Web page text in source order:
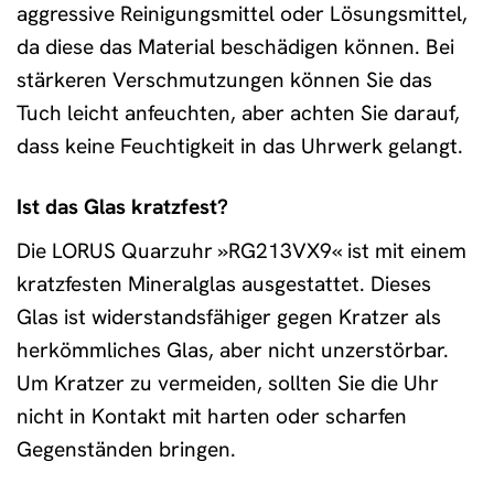
aggressive Reinigungsmittel oder Lösungsmittel,
da diese das Material beschädigen können. Bei
stärkeren Verschmutzungen können Sie das
Tuch leicht anfeuchten, aber achten Sie darauf,
dass keine Feuchtigkeit in das Uhrwerk gelangt.
Ist das Glas kratzfest?
Die LORUS Quarzuhr »RG213VX9« ist mit einem
kratzfesten Mineralglas ausgestattet. Dieses
Glas ist widerstandsfähiger gegen Kratzer als
herkömmliches Glas, aber nicht unzerstörbar.
Um Kratzer zu vermeiden, sollten Sie die Uhr
nicht in Kontakt mit harten oder scharfen
Gegenständen bringen.